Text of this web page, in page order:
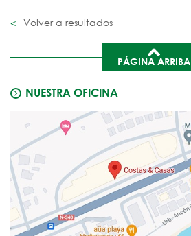
Volver a resultados
PÁGINA ARRIBA
NUESTRA OFICINA